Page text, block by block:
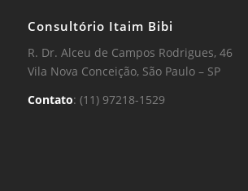
Consultório Itaim Bibi
R. Dr. Alceu de Campos Rodrigues, 46
Vila Nova Conceição, São Paulo – SP
Contato: (11) 97218-1529